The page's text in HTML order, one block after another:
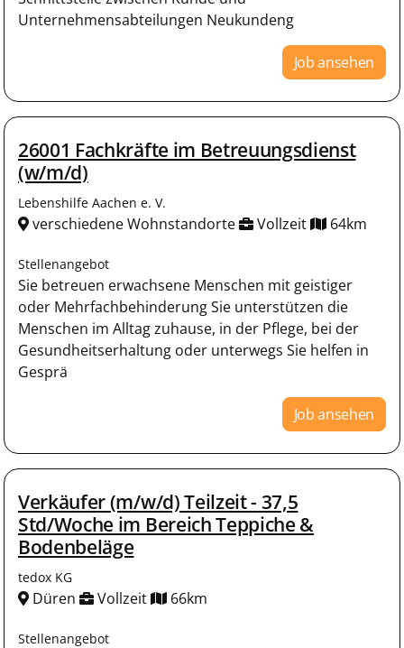
Unternehmensabteilungen Neukundeng
Job ansehen
26001 Fachkräfte im Betreuungsdienst
(w/m/d)
Lebenshilfe Aachen e. V.
verschiedene Wohnstandorte Vollzeit 64km
Stellenangebot
Sie betreuen erwachsene Menschen mit geistiger
oder Mehrfachbehinderung Sie unterstützen die
Menschen im Alltag zuhause, in der Pflege, bei der
Gesundheitserhaltung oder unterwegs Sie helfen in
Gesprä
Job ansehen
Verkäufer (m/w/d) Teilzeit - 37,5
Std/Woche im Bereich Teppiche &
Bodenbeläge
tedox KG
Düren Vollzeit 66km
Stellenangebot